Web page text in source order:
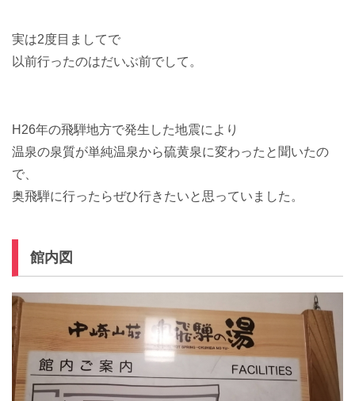
実は2度目ましてで
以前行ったのはだいぶ前でして。
H26年の飛騨地方で発生した地震により
温泉の泉質が単純温泉から硫黄泉に変わったと聞いたの
で、
奥飛騨に行ったらぜひ行きたいと思っていました。
館内図